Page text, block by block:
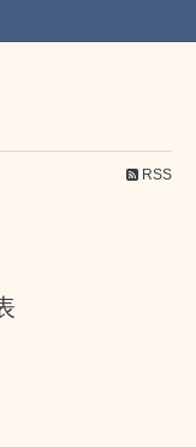
RSS